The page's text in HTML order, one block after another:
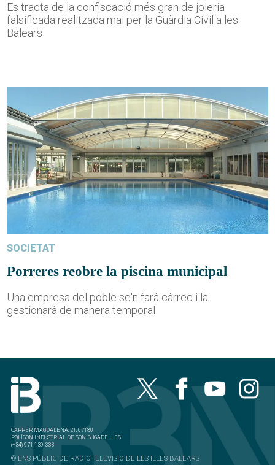
Es tracta de la confiscació més gran de joieria
falsificada realitzada mai per la Guàrdia Civil a les
Balears
SOCIETAT
Porreres reobre la piscina municipal
Una empresa del poble se'n farà càrrec i la
gestionarà de manera temporal
CARRER MAGDALENA, 21, 07180
POLÍGON INDUSTRIAL DE SON BUGADELLES
(+34) 971 139 333
© ENS PÚBLIC DE RADIOTELEVISIÓ DE LES ILLES BALEARS